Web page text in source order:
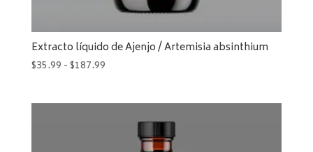
Extracto líquido de Ajenjo / Artemisia absinthium
$35.99 -$187.99Rango